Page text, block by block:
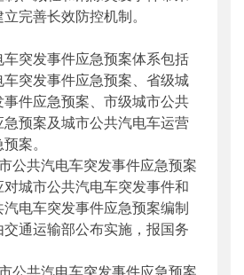
完善长效防控机制。
突发事件应急预案体系包括
突发事件应急预案、省级城
件应急预案、市级城市公共
预案及城市公共汽电车运营
案。
共汽电车突发事件应急预案
城市公共汽电车突发事件和
电车突发事件应急预案编制
通运输部公布实施，报国务
共汽电车突发事件应急预案